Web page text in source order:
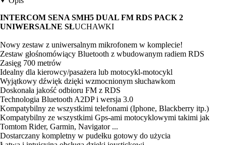
INTERCOM SENA SMH5 DUAL FM RDS PACK 2
UNIWERSALNE SŁUCHAWKI
Nowy zestaw z uniwersalnym mikrofonem w komplecie!
Zestaw głośnomówiący Bluetooth z wbudowanym radiem RDS
Zasięg 700 metrów
Idealny dla kierowcy/pasażera lub motocykl-motocykl
Wyjątkowy dźwięk dzięki wzmocnionym słuchawkom
Doskonała jakość odbioru FM z RDS
Technologia Bluetooth A2DP i wersja 3.0
Kompatybilny ze wszystkimi telefonami (Iphone, Blackberry itp.)
Kompatybilny ze wszystkimi Gps-ami motocyklowymi takimi jak
Tomtom Rider, Garmin, Navigator ...
Dostarczany kompletny w pudełku gotowy do użycia